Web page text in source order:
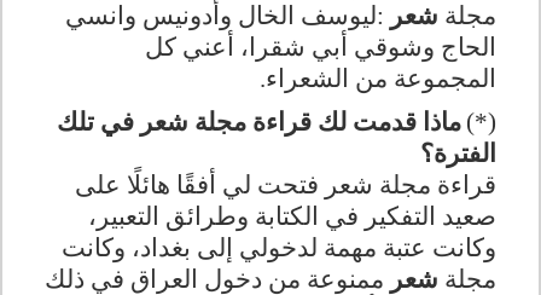
مجلة شعر :ليوسف الخال وأدونيس وانسي
الحاج وشوقي أبي شقرا، أعني كل
المجموعة من الشعراء.
(*) ماذا قدمت لك قراءة مجلة شعر في تلك
الفترة؟
قراءة مجلة شعر فتحت لي أفقًا هائلًا على
صعيد التفكير في الكتابة وطرائق التعبير،
وكانت عتبة مهمة لدخولي إلى بغداد، وكانت
مجلة شعر ممنوعة من دخول العراق في ذلك